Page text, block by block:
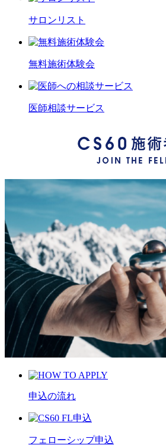
サロンリスト
無料施術体験会
医師相談サービス
申込の流れ
フェローシップ申込